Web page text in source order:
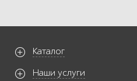
Каталог
Наши услуги